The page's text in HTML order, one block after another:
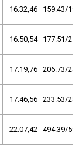
16:32,46 159.43/19,1
16:50,54 177.51/21,3
17:19,76 206.73/24,8
17:46,56 233.53/28,0
22:07,42 494.39/59,3